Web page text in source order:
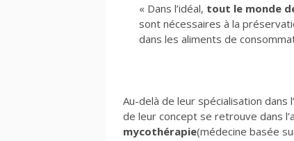
« Dans l’idéal, tout le monde
sont nécessaires à la
dans les aliments de
Au-delà de leur spécialisation dans
de leur concept se retrouve dans
mycothérapie(médecine basée